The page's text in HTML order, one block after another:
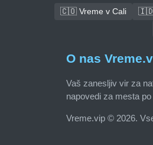
🇨🇴 Vreme v Cali 🇮🇩
O nas
Vaš zanesljiv vir za
napovedi za mesta
Vreme.vip © 2026.